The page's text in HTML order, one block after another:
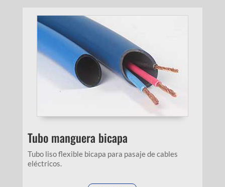
Tubo manguera bicapa
Tubo liso flexible bicapa para pasaje de cables
eléctricos.